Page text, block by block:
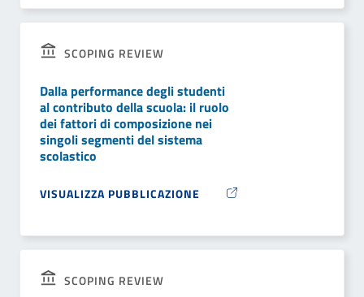
SCOPING REVIEW
Dalla performance degli studenti
al contributo della scuola: il ruolo
dei fattori di composizione nei
singoli segmenti del sistema
scolastico
VISUALIZZA PUBBLICAZIONE
SCOPING REVIEW